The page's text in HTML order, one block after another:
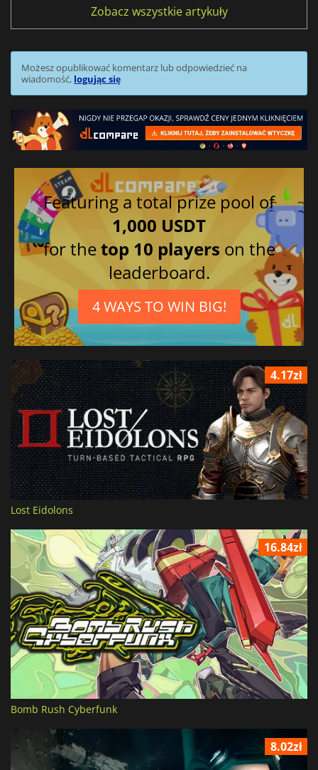
Zobacz wszystkie artykuły
Możesz opublikować komentarz lub odpowiedzieć na
wiadomość, logując się
Featuring a total prize pool of
1,000 USDT
for thetop 10 players on the
leaderboard.
4 WAYS TO WIN BIG!
4.17zł
Lost Eidolons
16.84zł
Bomb Rush Cyberfunk
8.02zł